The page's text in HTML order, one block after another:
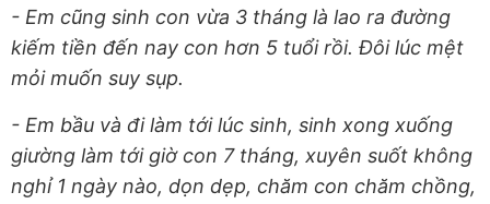
- Em cũng sinh con vừa 3 tháng là lao ra đường
kiếm tiền đến nay con hơn 5 tuổi rồi. Đôi lúc mệt
mỏi muốn suy sụp.
- Em bầu và đi làm tới lúc sinh, sinh xong xuống
giường làm tới giờ con 7 tháng, xuyên suốt không
nghỉ 1 ngày nào, dọn dẹp, chăm con chăm chồng,